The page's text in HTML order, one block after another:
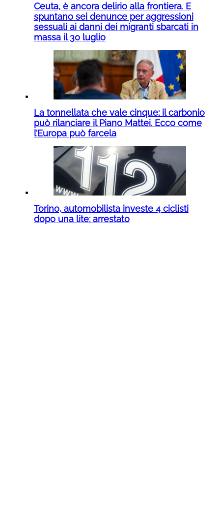
Ceuta, è ancora delirio alla frontiera. E
spuntano sei denunce per aggressioni
sessuali ai danni dei migranti sbarcati in
massa il 30 luglio
La tonnellata che vale cinque: il carbonio
può rilanciare il Piano Mattei. Ecco come
l’Europa può farcela
Torino, automobilista investe 4 ciclisti
dopo una lite: arrestato